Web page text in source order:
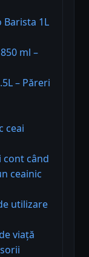
Barista 1L
ml –
– Păreri
ceai
cont când
ceainic
utilizare
viață